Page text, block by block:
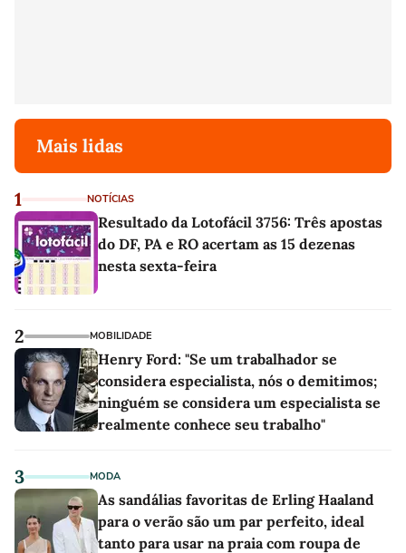
Mais lidas
1 NOTÍCIAS
Resultado da Lotofácil 3756: Três apostas
do DF, PA e RO acertam as 15 dezenas
nesta sexta-feira
2 MOBILIDADE
Henry Ford: "Se um trabalhador se
considera especialista, nós o demitimos;
ninguém se considera um especialista se
realmente conhece seu trabalho"
3 MODA
As sandálias favoritas de Erling Haaland
para o verão são um par perfeito, ideal
tanto para usar na praia com roupa de